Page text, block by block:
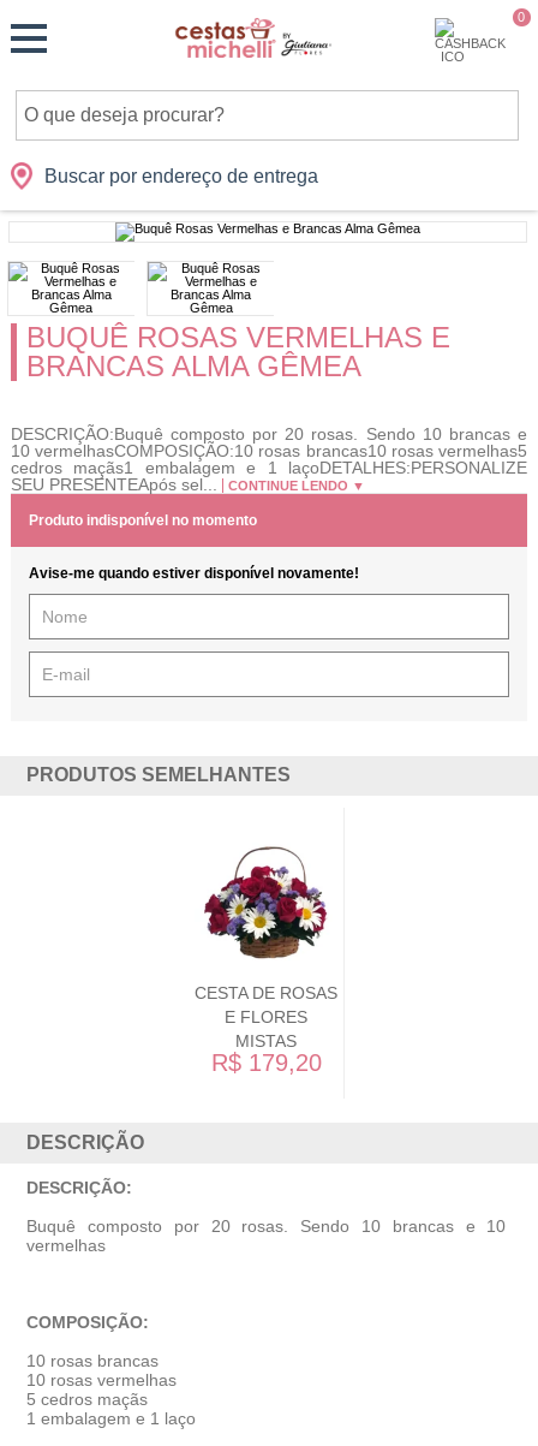
0
Buscar por endereço de entrega
Cidades Presentes Datas Shopping
Monte
sua
Cesta
BUQUÊ ROSAS VERMELHAS E
BRANCAS ALMA GÊMEA
DESCRIÇÃO:Buquê composto por 20 rosas. Sendo 10 brancas e
10 vermelhasCOMPOSIÇÃO:10 rosas brancas10 rosas vermelhas5
cedros maçãs1 embalagem e 1 laçoDETALHES:PERSONALIZE
SEU PRESENTEApós sel...
CONTINUE LENDO ▼
Produto indisponível no momento
Avise-me quando estiver disponível novamente!
PRODUTOS SEMELHANTES
CESTA DE ROSAS
E FLORES
MISTAS
R$ 179,20
DESCRIÇÃO
DESCRIÇÃO:
Buquê composto por 20 rosas. Sendo 10 brancas e 10
vermelhas
COMPOSIÇÃO:
10 rosas brancas
10 rosas vermelhas
5 cedros maçãs
1 embalagem e 1 laço